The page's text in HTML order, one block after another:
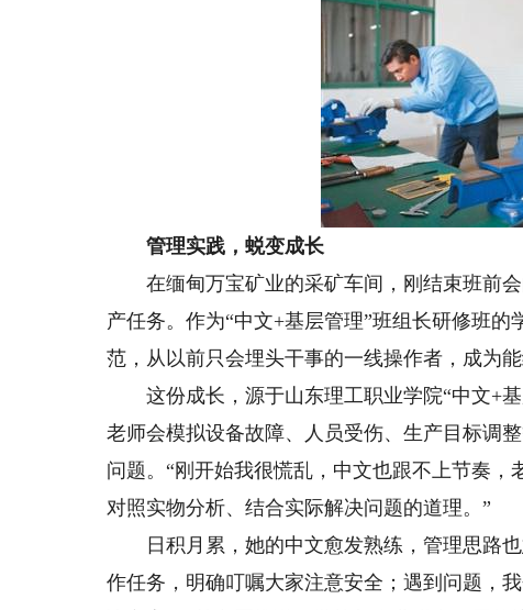
管理实践，蜕变成长
在缅甸万宝矿业的采矿车间，刚结束班前会
产任务。作为“中文+基层管理”班组长研修班
范，从以前只会埋头干事的一线操作者，成为
这份成长，源于山东理工职业学院“中文+基
老师会模拟设备故障、人员受伤、生产目标调
问题。“刚开始我很慌乱，中文也跟不上节奏，
对照实物分析、结合实际解决问题的道理。”
日积月累，她的中文愈发熟练，管理思路也
作任务，明确叮嘱大家注意安全；遇到问题，